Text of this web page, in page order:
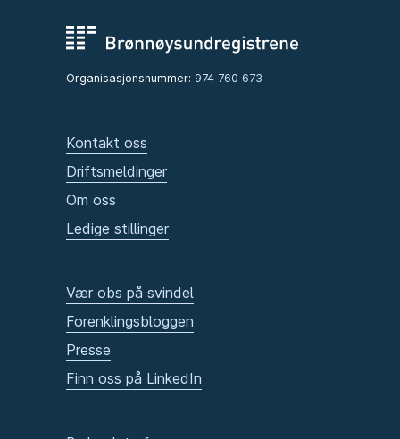
Organisasjonsnummer: 974 760 673
Kontakt oss
Driftsmeldinger
Om oss
Ledige stillinger
Vær obs på svindel
Forenklingsbloggen
Presse
Finn oss på LinkedIn